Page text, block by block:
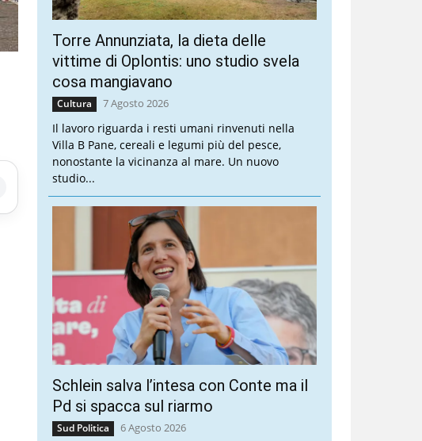
Torre Annunziata, la dieta delle
vittime di Oplontis: uno studio svela
cosa mangiavano
Cultura 7 Agosto 2026
Il lavoro riguarda i resti umani rinvenuti nella
Villa B Pane, cereali e legumi più del pesce,
nonostante la vicinanza al mare. Un nuovo
studio...
Schlein salva l’intesa con Conte ma il
Pd si spacca sul riarmo
Sud Politica 6 Agosto 2026